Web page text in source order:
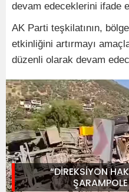
devam edeceklerini ifade
AK Parti teşkilatının,
etkinliğini artırmayı
düzenli olarak devam
“DİREKSİYON